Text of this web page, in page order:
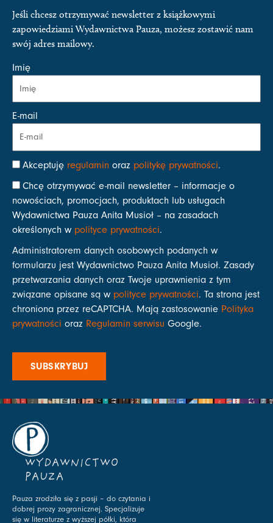
Jeśli chcesz otrzymywać newsletter z książkowymi
zapowiedziami Wydawnictwa Pauza, możesz zostawić nam
swój adres mailowy.
Imię
E-mail
Akceptuję regulamin oraz politykę prywatności.
Chcę otrzymywać e-mail newsletter – informacje o
nowościach, promocjach, produktach lub usługach
Wydawnictwa Pauza Anita Musioł – na zasadach
określonych w polityce prywatności.
Administratorem danych osobowych podanych w
formularzu jest Wydawnictwo Pauza Anita Musioł. Zasady
przetwarzania danych oraz Twoje uprawnienia z tym
związane opisane są w polityce prywatności. Ta strona jest
chroniona przez reCAPTCHA. Mają zastosowanie Polityka
prywatności oraz Regulamin serwisu Google.
SUBSKRYBUJ
WYDAWNICTWO
PAUZA
Pauza zrodziła się z pasji – do czytania i
dobrej prozy zagranicznej. Specjalizuje
się w literaturze z wyższej półki, która